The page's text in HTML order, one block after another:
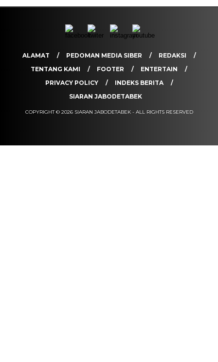
ALAMAT PEDOMAN MEDIA SIBER
REDAKSI
TENTANG KAMI
FOOTER
ENTERTAIN
PRIVACY POLICY
INDEKS BERITA
SIARAN JABODETABEK
COPYRIGHT © 2026 SIARAN JABODETABEK - ALL RIGHTS RESERVED